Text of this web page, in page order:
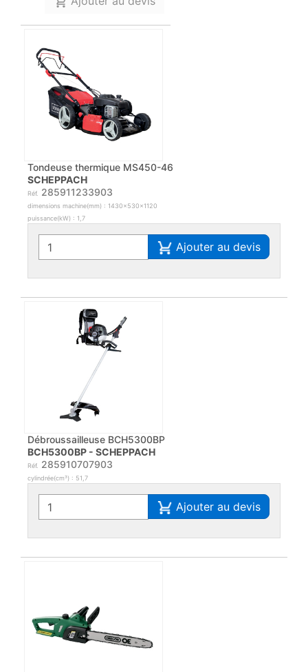
Tondeuse thermique MS450-46
SCHEPPACH
Réf. 285911233903
dimensions machine(mm) : 1430x530x1120
puissance(kW) : 1,7
Ajouter au devis
Débroussailleuse BCH5300BP
BCH5300BP - SCHEPPACH
Réf. 285910707903
cylindrée(cm³) : 51,7
Ajouter au devis